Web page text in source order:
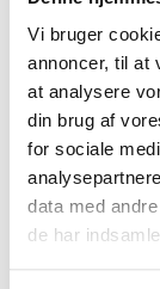
Vi bruger
annoncer, til at
at analysere
din brug af
for sociale
data med
de har